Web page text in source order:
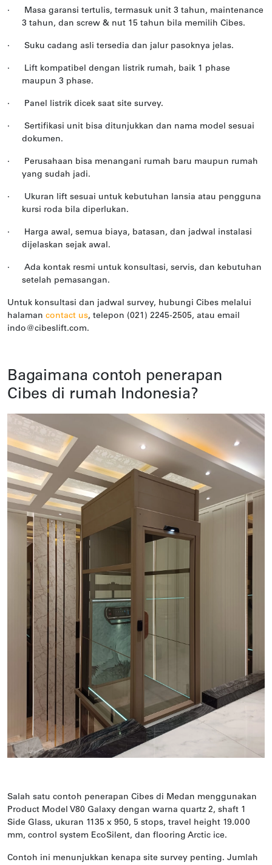
·
Masa garansi tertulis, termasuk unit 3 tahun, maintenance
3 tahun, dan screw & nut 15 tahun bila memilih Cibes.
· Suku cadang asli tersedia dan jalur pasoknya jelas.
·
Lift kompatibel dengan listrik rumah, baik 1 phase
maupun 3 phase.
· Panel listrik dicek saat site survey.
·
Sertifikasi unit bisa ditunjukkan dan nama model sesuai
dokumen.
·
Perusahaan bisa menangani rumah baru maupun rumah
yang sudah jadi.
·
Ukuran lift sesuai untuk kebutuhan lansia atau pengguna
kursi roda bila diperlukan.
·
Harga awal, semua biaya, batasan, dan jadwal instalasi
dijelaskan sejak awal.
·
Ada kontak resmi untuk konsultasi, servis, dan kebutuhan
setelah pemasangan.
Untuk konsultasi dan jadwal survey, hubungi Cibes melalui
halaman contact us, telepon (021) 2245-2505, atau email
indo@cibeslift.com.
Bagaimana contoh penerapan
Cibes di rumah Indonesia?
Salah satu contoh penerapan Cibes di Medan menggunakan
Product Model V80 Galaxy dengan warna quartz 2, shaft 1
Side Glass, ukuran 1135 x 950, 5 stops, travel height 19.000
mm, control system EcoSilent, dan flooring Arctic ice.
Contoh ini menunjukkan kenapa site survey penting. Jumlah